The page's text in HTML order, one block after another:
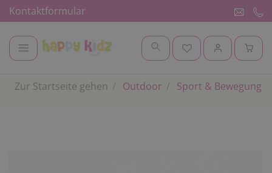
Kontaktformular
Zur Startseite gehen Outdoor Sport & Bewegung